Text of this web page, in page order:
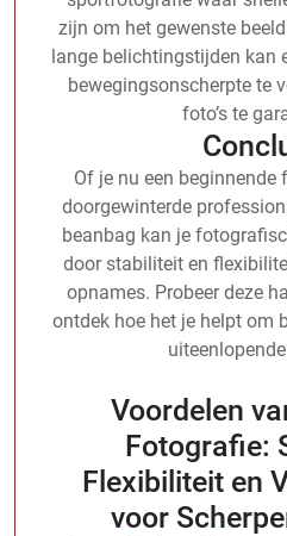
zijn om het gewenste
lange belichtingstijden kan
bewegingsonscherpte te
foto’s te
Of je nu een
doorgewinterde
beanbag kan je
door stabiliteit en
opnames. Probeer deze
ontdek hoe het je helpt om
Voordelen
Fotografie:
Flexibiliteit en
voor